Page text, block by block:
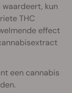
kun
THC
effect
een cannabis